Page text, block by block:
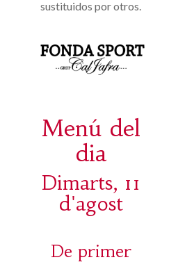
sustituidos por otros.
Menú del
dia
Dimarts, 11
d'agost
De primer